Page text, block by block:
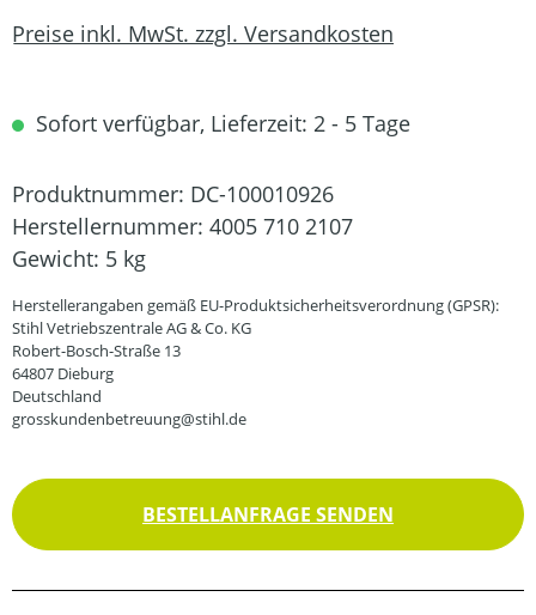
Preise inkl. MwSt. zzgl. Versandkosten
Sofort verfügbar, Lieferzeit: 2 - 5 Tage
Produktnummer: DC-100010926
Herstellernummer: 4005 710 2107
Gewicht: 5 kg
Herstellerangaben gemäß EU-Produktsicherheitsverordnung (GPSR):
Stihl Vetriebszentrale AG & Co. KG
Robert-Bosch-Straße 13
64807 Dieburg
Deutschland
grosskundenbetreuung@stihl.de
BESTELLANFRAGE SENDEN